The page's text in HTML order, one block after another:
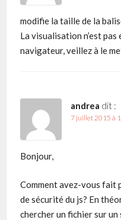
modifie la taille de la
La visualisation n’est
navigateur, veillez à le
andrea dit :
7 juillet 2015 à
Bonjour,
Comment avez-vous fait
de sécurité du js? En
chercher un fichier sur